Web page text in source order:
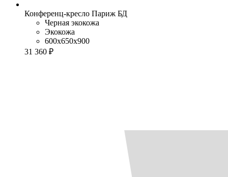
Конференц-кресло Париж БД
Черная экокожа
Экокожа
600x650x900
31 360 ₽